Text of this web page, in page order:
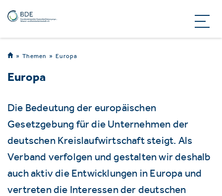
Themen Europa
Europa
Die Bedeutung der europäischen
Gesetzgebung für die Unternehmen der
deutschen Kreislaufwirtschaft steigt. Als
Verband verfolgen und gestalten wir deshalb
auch aktiv die Entwicklungen in Europa und
vertreten die Interessen der deutschen